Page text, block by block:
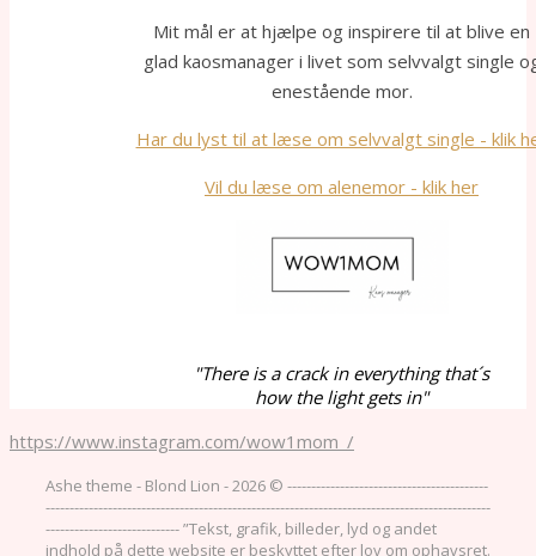
Mit mål er at hjælpe og inspirere til at blive en
glad kaosmanager i livet som selvvalgt single
enestående mor.
Har du lyst til at læse om selvvalgt single - klik
Vil du læse om alenemor - klik her
"There is a crack in everything that´s
how the light gets in"
https://www.instagram.com/wow1mom_/
Ashe theme - Blond Lion - 2026 © ------------------------------------------
---------------------------------------------------------------------------------------------
---------------------------- ”Tekst, grafik, billeder, lyd og andet
indhold på dette website er beskyttet efter lov om ophavsret.